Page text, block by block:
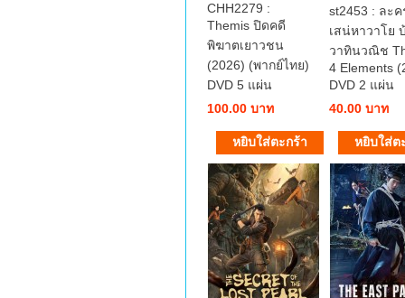
CHH2279 :
Themis ปิดคดี
พิฆาตเยาวชน
(2026) (พากย์ไทย)
DVD 5 แผ่น
100.00 บาท
st2453 : ละค
เสน่หาวาโย
วาทินวณิช
4 Elements
DVD 2 แผ่น
40.00 บาท